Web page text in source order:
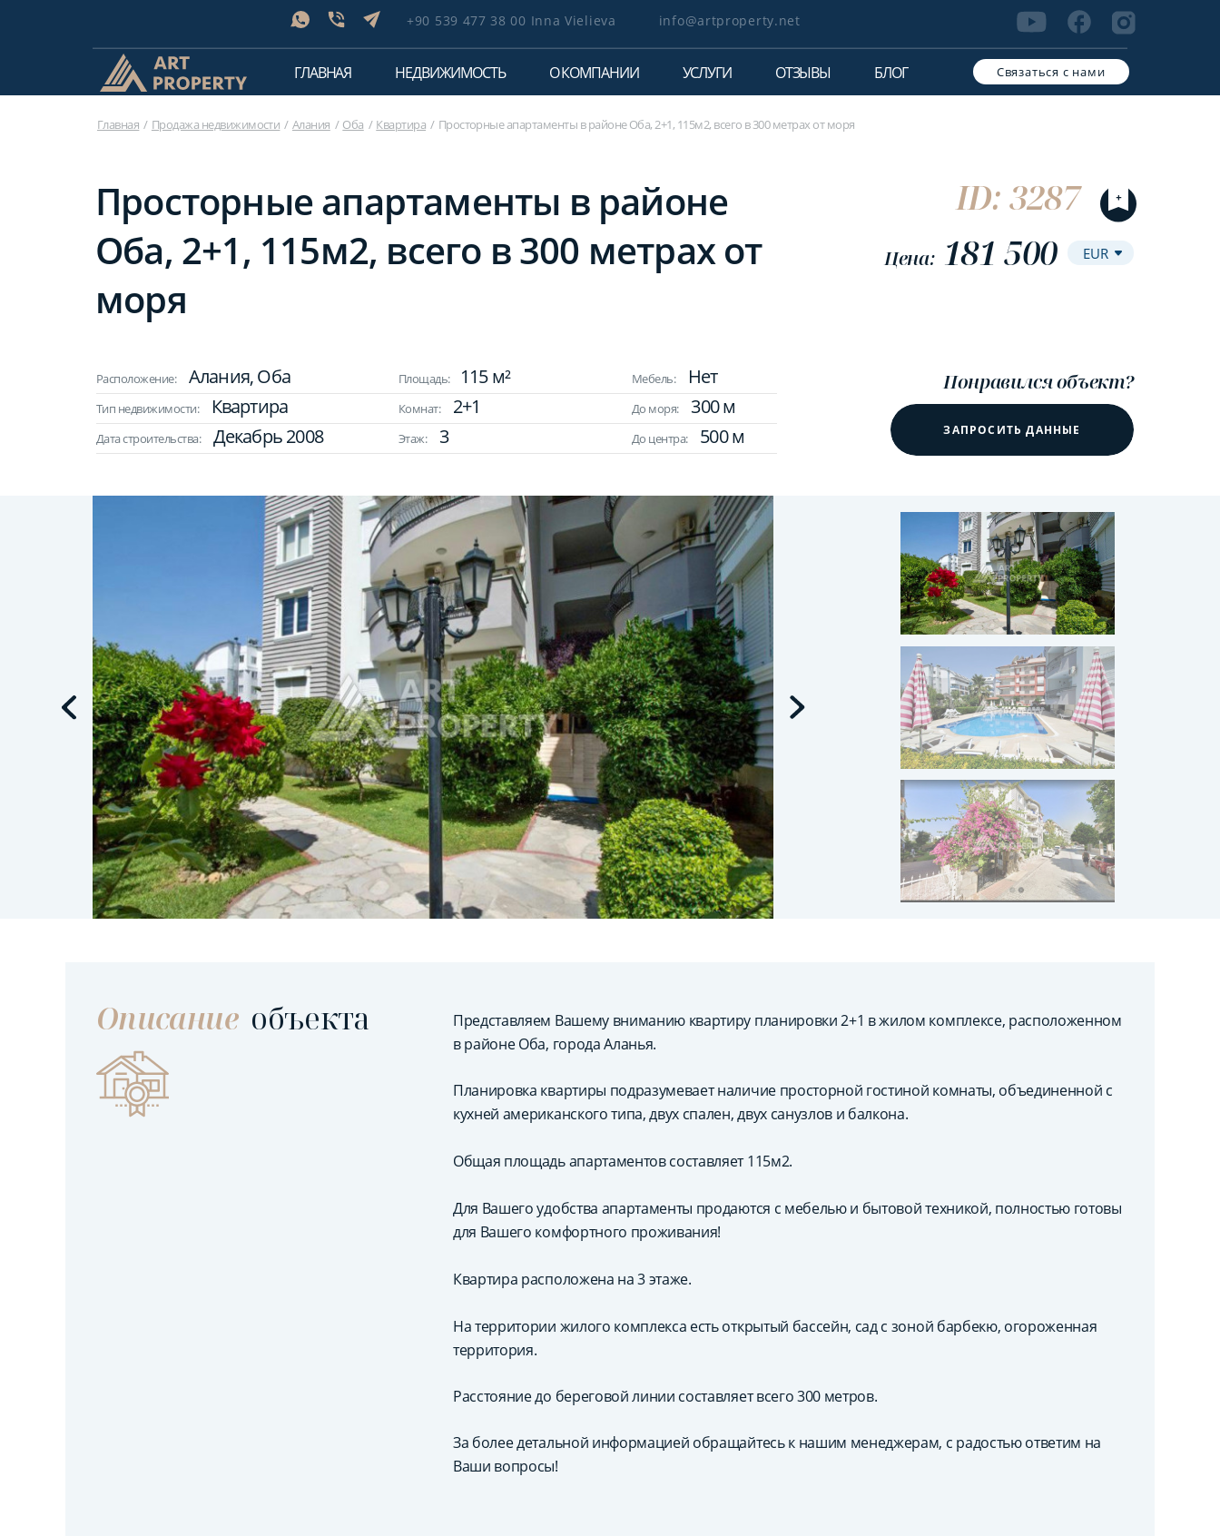
+90 539 477 38 00 Inna Vielieva info@artproperty.net
ГЛАВНАЯ НЕДВИЖИМОСТЬ О КОМПАНИИ УСЛУГИ ОТЗЫВЫ БЛОГ Связаться с нами
Главная Продажа недвижимости Алания Оба Квартира Просторные апартаменты в районе Оба, 2+1, 115м2, всего в 300 метрах от моря
Просторные апартаменты в районе
Оба, 2+1, 115м2, всего в 300 метрах от
моря
ID: 3287
Цена: 181 500
Расположение: Алания, Оба Площадь: 115 м² Мебель: Нет
Тип недвижимости: Квартира Комнат: 2+1 До моря: 300 м
Дата строительства: Декабрь 2008 Этаж: 3 До центра: 500 м
Понравился объект?
ЗАПРОСИТЬ ДАННЫЕ
Описание объекта
Представляем Вашему вниманию квартиру планировки 2+1 в жилом комплексе, расположенном
в районе Оба, города Аланья.
Планировка квартиры подразумевает наличие просторной гостиной комнаты, объединенной с
кухней американского типа, двух спален, двух санузлов и балкона.
Общая площадь апартаментов составляет 115м2.
Для Вашего удобства апартаменты продаются с мебелью и бытовой техникой, полностью готовы
для Вашего комфортного проживания!
Квартира расположена на 3 этаже.
На территории жилого комплекса есть открытый бассейн, сад с зоной барбекю, огороженная
территория.
Расстояние до береговой линии составляет всего 300 метров.
За более детальной информацией обращайтесь к нашим менеджерам, с радостью ответим на
Ваши вопросы!